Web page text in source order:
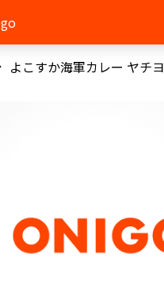
よこすか海軍カレー ヤチヨ